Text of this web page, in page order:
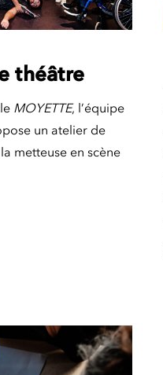
théâtre
MOYETTE, l’équipe
un atelier de
metteuse en scène